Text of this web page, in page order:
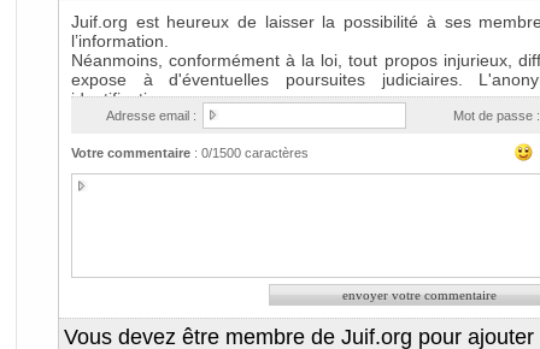
Adresse email : Mot de passe :
Votre commentaire: 0/1500 caractères
Vous devez être membre de Juif.org pour